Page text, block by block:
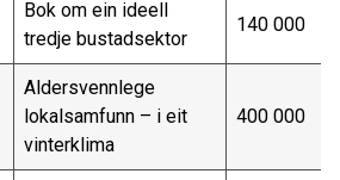
Bok om ein ideell
tredje bustadsektor
140 000
Aldersvennlege
lokalsamfunn – i eit
vinterklima
400 000